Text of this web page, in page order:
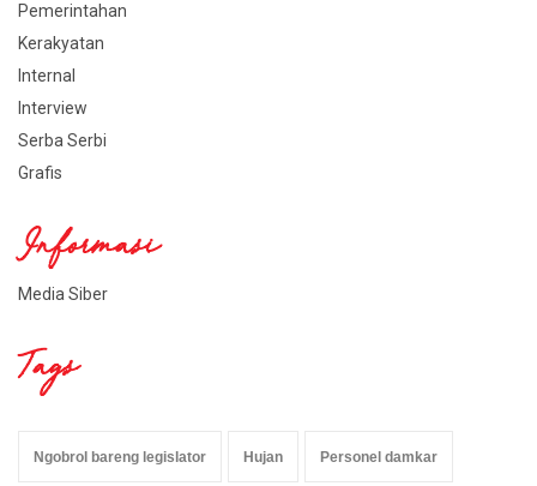
Pemerintahan
Kerakyatan
Internal
Interview
Serba Serbi
Grafis
Informasi
Media Siber
Tags
Ngobrol bareng legislator Hujan Personel damkar